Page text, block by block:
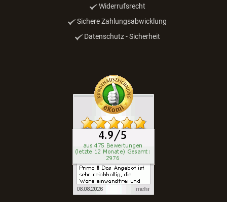
Widerrufsrecht
Sichere Zahlungsabwicklung
Datenschutz - Sicherheit